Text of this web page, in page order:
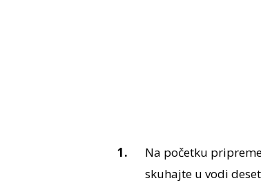
Na početku
skuhajte u vodi